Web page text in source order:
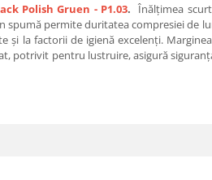
Polish Gruen - P1.03. Înălțimea
spumă permite duritatea compresiei de
la factorii de igienă excelenți.
potrivit pentru lustruire, asigură